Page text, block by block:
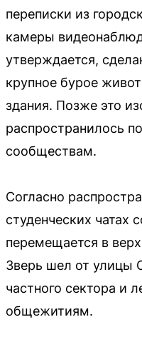
переписки из
камеры
утверждается,
крупное бурое
здания. Позже это
распространилось
сообществам.
Согласно
студенческих
перемещается в
Зверь шел от улицы
частного сектора и
общежитиям.